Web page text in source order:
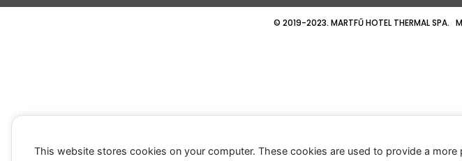
© 2019-2023. MARTFŰ HOTEL THERMAL SPA.
This website stores cookies on your computer. These cookies are used to provide a